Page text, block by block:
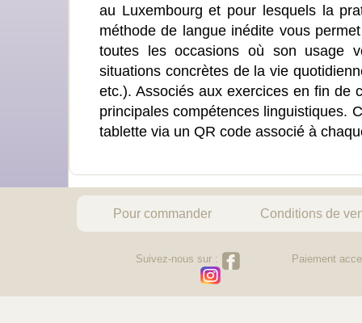
au Luxembourg et pour lesquels la
méthode de langue inédite vous
toutes les occasions où son usage
situations concrètes de la vie
etc.). Associés aux exercices en fin de
principales compétences linguistiques.
tablette via un QR code associé à
Pour commander Conditions de
Suivez-nous sur : Paiement